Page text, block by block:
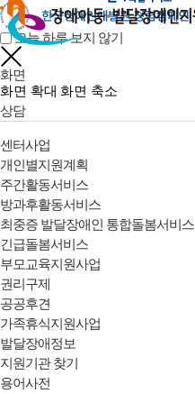
오늘 하루 보지 않기
화면
화면 확대 화면 축소
상담
센터사업
개인별지원계획
주간활동서비스
방과후활동서비스
최중증 발달장애인 통합돌봄서비스
긴급돌봄서비스
부모교육지원사업
권리구제
공공후견
가족휴식지원사업
발달장애정보
지원기관 찾기
용어사전